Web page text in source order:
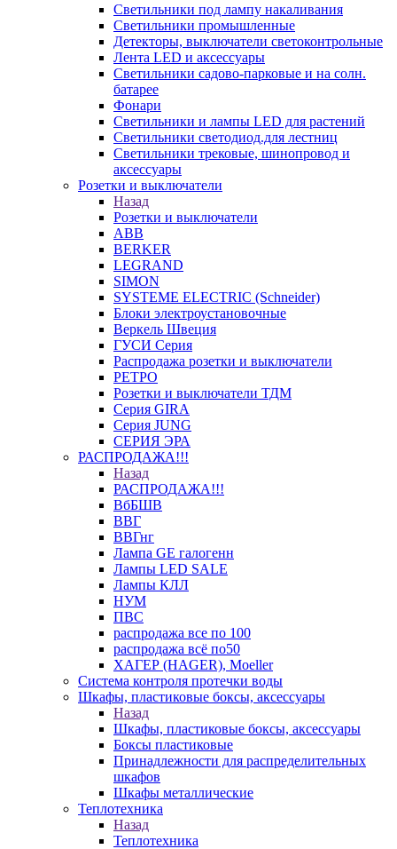
Светильники под лампу накаливания
Светильники промышленные
Детекторы, выключатели светоконтрольные
Лента LED и аксессуары
Светильники садово-парковые и на солн.
батарее
Фонари
Светильники и лампы LED для растений
Светильники светодиод.для лестниц
Светильники трековые, шинопровод и
аксессуары
Розетки и выключатели
Назад
Розетки и выключатели
ABB
BERKER
LEGRAND
SIMON
SYSTEME ELECTRIC (Schneider)
Блоки электроустановочные
Веркель Швеция
ГУСИ Серия
Распродажа розетки и выключатели
РЕТРО
Розетки и выключатели ТДМ
Серия GIRA
Серия JUNG
СЕРИЯ ЭРА
РАСПРОДАЖА!!!
Назад
РАСПРОДАЖА!!!
ВбБШВ
ВВГ
ВВГнг
Лампа GE галогенн
Лампы LED SALE
Лампы КЛЛ
НУМ
ПВС
распродажа все по 100
распродажа всё по50
ХАГЕР (HAGER), Moeller
Система контроля протечки воды
Шкафы, пластиковые боксы, аксессуары
Назад
Шкафы, пластиковые боксы, аксессуары
Боксы пластиковые
Принадлежности для распределительных
шкафов
Шкафы металлические
Теплотехника
Назад
Теплотехника